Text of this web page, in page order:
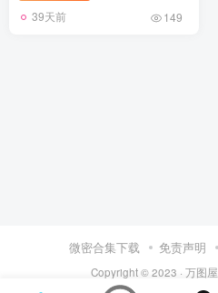
39天前 149
微密合集下载 免责声明
Copyright © 2023 · 万图屋